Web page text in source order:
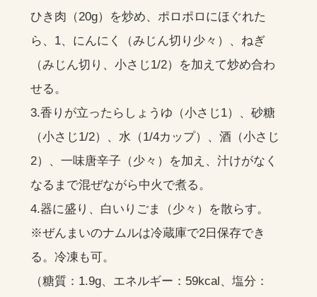
ひき肉（20g）を炒め、ポロポロにほぐれた
ら、1、にんにく（みじん切り少々）、ねぎ
（みじん切り、小さじ1/2）を加えて炒め合わ
せる。
3.香りが立ったらしょうゆ（小さじ1）、砂糖
（小さじ1/2）、水（1/4カップ）、酒（小さじ
2）、一味唐辛子（少々）を加え、汁けがなく
なるまで混ぜながら中火で煮る。
4.器に盛り、白いりごま（少々）を散らす。
※ぜんまいのナムルは冷蔵庫で2日保存でき
る。冷凍も可。
（糖質：1.9g、エネルギー：59kcal、塩分：